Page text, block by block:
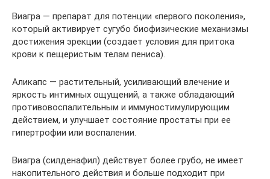
Виагра — препарат для потенции «первого поколения»,
который активирует сугубо биофизические механизмы
достижения эрекции (создает условия для притока
крови к пещеристым телам пениса).
Аликапс — растительный, усиливающий влечение и
яркость интимных ощущений, а также обладающий
противовоспалительным и иммуностимулирующим
действием, и улучшает состояние простаты при ее
гипертрофии или воспалении.
Виагра (силденафил) действует более грубо, не имеет
накопительного действия и больше подходит при